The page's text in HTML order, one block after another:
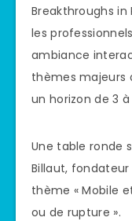
Breakthroughs
les
ambiance
thèmes majeurs
un horizon de 3 à
Une table ronde
Billaut, fondateur
thème « Mobile
ou de rupture ».